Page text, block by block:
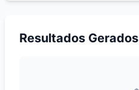
Resultados Gerados